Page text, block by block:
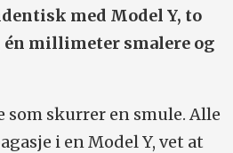
med Model Y, to
millimeter smalere og
som skurrer en smule. Alle
i en Model Y, vet at